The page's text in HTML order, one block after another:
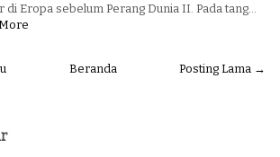
di Eropa sebelum Perang Dunia II. Pada tang…
Posting Lama →
Beranda